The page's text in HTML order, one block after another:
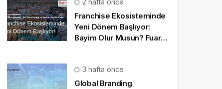
2 hafta önce
Franchise Ekosisteminde
Yeni Dönem Başlıyor:
Bayim Olur Musun? Fuarı
3 hafta önce
Global Branding